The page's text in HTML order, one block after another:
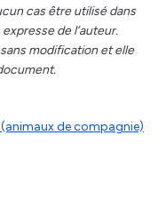
cas être utilisé dans
de l’auteur.
modification et elle
de compagnie)